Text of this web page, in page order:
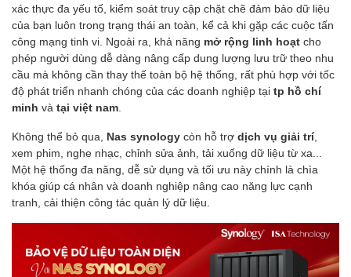
xác thực đa yếu tố, kiểm soát truy cập chặt chẽ đảm bảo dữ liệu
của bạn luôn trong trạng thái an toàn, kể cả khi gặp các cuộc tấn
công mạng tinh vi. Ngoài ra, khả năng mở rộng linh hoạt cho
phép người dùng dễ dàng nâng cấp dung lượng lưu trữ theo nhu
cầu mà không cần thay thế toàn bộ hệ thống, rất phù hợp với tốc
độ phát triển nhanh chóng của các doanh nghiệp tại tp hồ chí
minh và tại việt nam
Không thể bỏ qua, Nas synology còn hỗ trợ dịch vụ giải trí,
xem phim, nghe nhạc, chỉnh sửa ảnh, tải xuống dữ liệu từ xa...
Một hệ thống đa năng, dễ sử dụng và tối ưu này chính là chìa
khóa giúp cá nhân và doanh nghiệp nâng cao năng lực cạnh
tranh, cải thiện công tác quản lý dữ liệu.